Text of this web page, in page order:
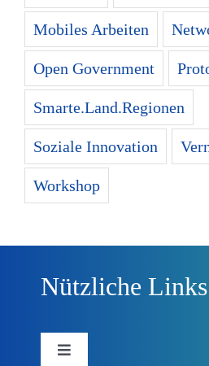
Mobiles Arbeiten
Open Government
Smarte.Land.Regionen
Soziale Innovation
Workshop
Nützliche Links
Toggle